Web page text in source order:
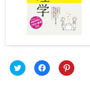
ク
リ
Facebook
で
ク
リ